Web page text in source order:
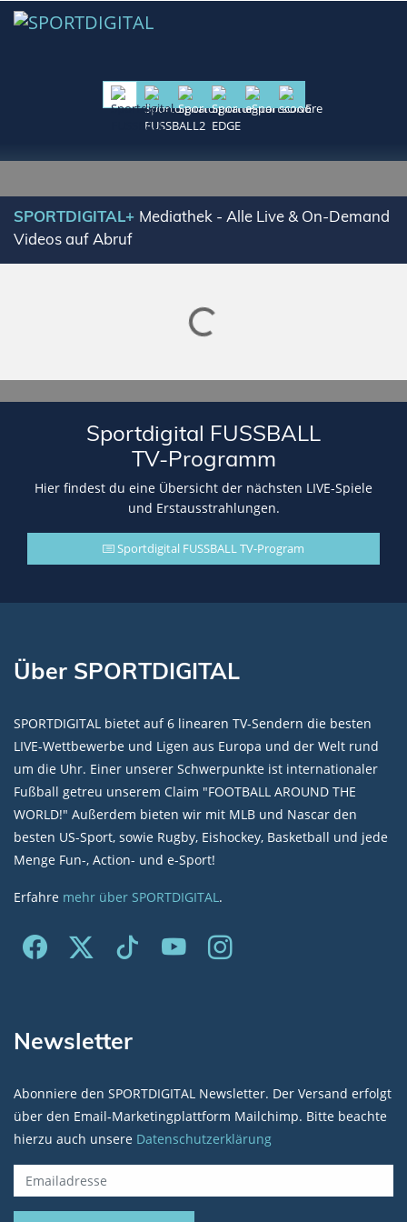
SPORTDIGITAL+ Mediathek - Alle Live & On-Demand
Videos auf Abruf
Lade SPORTDIGITAL+ Mediathek
Sportdigital FUSSBALL
TV-Programm
Hier findest du eine Übersicht der nächsten LIVE-Spiele
und Erstausstrahlungen.
Sportdigital FUSSBALL TV-Program
Über SPORTDIGITAL
SPORTDIGITAL bietet auf 6 linearen TV-Sendern die besten
LIVE-Wettbewerbe und Ligen aus Europa und der Welt rund
um die Uhr. Einer unserer Schwerpunkte ist internationaler
Fußball getreu unserem Claim "FOOTBALL AROUND THE
WORLD!" Außerdem bieten wir mit MLB und Nascar den
besten US-Sport, sowie Rugby, Eishockey, Basketball und jede
Menge Fun-, Action- und e-Sport!
Erfahre mehr über SPORTDIGITAL.
Newsletter
Abonniere den SPORTDIGITAL Newsletter. Der Versand erfolgt
über den Email-Marketingplattform Mailchimp. Bitte beachte
hierzu auch unsere Datenschutzerklärung